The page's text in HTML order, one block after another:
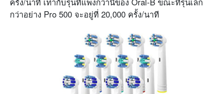
กว่าอย่าง Pro 500 จะอยู่ที่ 20,000 ครั้ง/นาที